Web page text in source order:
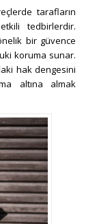
tarafların
tedbirlerdir.
bir güvence
koruma sunar.
hak dengesini
altına almak